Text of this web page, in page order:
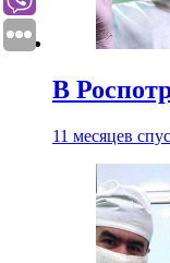
В
11 месяцев